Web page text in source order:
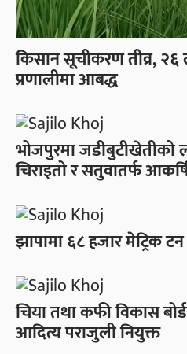
किसान सूचीकरण तीव्र,
प्रणालीमा आबद्ध
भोजपुरमा जडीबुटीखेतीको
चिराइतो र सतुवातर्फ
झापामा ६८ हजार मेट्रिक
चिया तथा कफी विकास
आदित्य पराजुली नियुक्त